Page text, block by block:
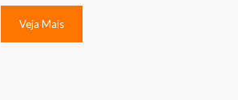
Veja Mais